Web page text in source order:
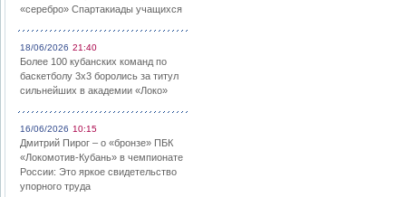
«серебро» Спартакиады учащихся
18/06/2026 21:40
Более 100 кубанских команд по
баскетболу 3х3 боролись за титул
сильнейших в академии «Локо»
16/06/2026 10:15
Дмитрий Пирог – о «бронзе» ПБК
«Локомотив-Кубань» в чемпионате
России: Это яркое свидетельство
упорного труда